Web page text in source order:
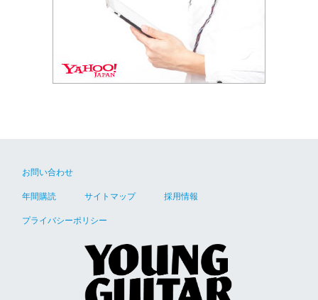
お問い合わせ
年間購読 サイトマップ 採用情報
プライバシーポリシー